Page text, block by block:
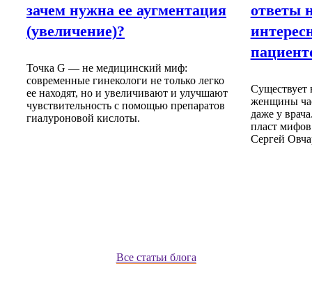
зачем нужна ее аугментация
(увеличение)?
Точка G — не медицинский миф:
современные гинекологи не только легко
ее находят, но и увеличивают и улучшают
чувствительность с помощью препаратов
гиалуроновой кислоты.
ответы
Существует
женщины
даже у
пласт мифов
Сергей
Все статьи блога